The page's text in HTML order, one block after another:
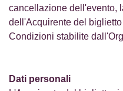
cancellazione dell'evento,
dell'Acquirente del
Condizioni stabilite
Dati personali